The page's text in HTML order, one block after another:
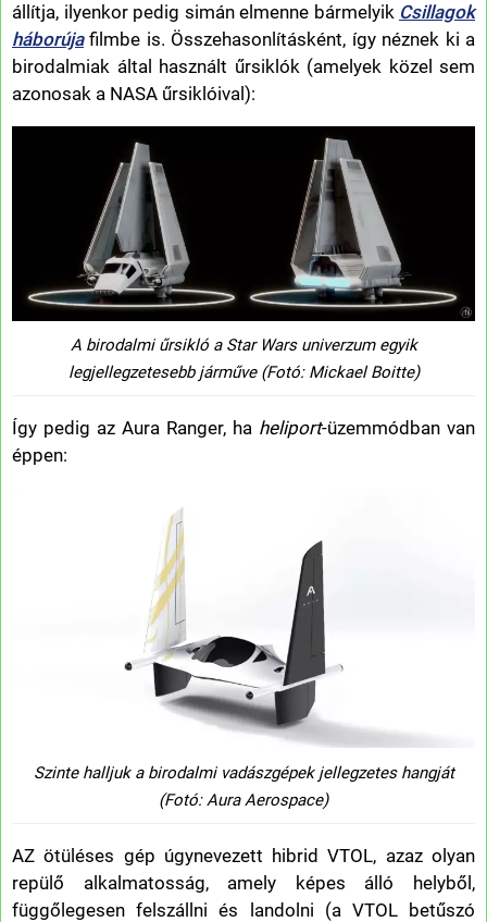
állítja, ilyenkor pedig simán elmenne bármelyik Csillagok
háborújafilmbe is. Összehasonlításként, így néznek ki a
birodalmiak által használt űrsiklók (amelyek közel sem
azonosak a NASA űrsiklóival):
A birodalmi űrsikló a Star Wars univerzum egyik
legjellegzetesebb járműve (Fotó: Mickael Boitte)
Így pedig az Aura Ranger, ha heliport-üzemmódban van
éppen:
Szinte halljuk a birodalmi vadászgépek jellegzetes hangját
(Fotó: Aura Aerospace)
AZ ötüléses gép úgynevezett hibrid VTOL, azaz olyan
repülő alkalmatosság, amely képes álló helyből,
függőlegesen felszállni és landolni (a VTOL betűszó